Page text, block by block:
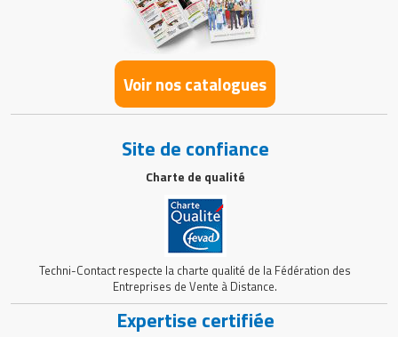
Voir nos catalogues
Site de confiance
Charte de qualité
Techni-Contact respecte la charte qualité de la Fédération des
Entreprises de Vente à Distance.
Expertise certifiée